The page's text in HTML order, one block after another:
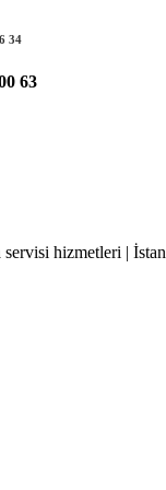
34
63
servisi hizmetleri |